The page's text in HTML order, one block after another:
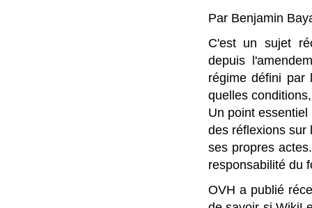
Par Benjamin
C'est un sujet
depuis
régime défini
quelles
Un point
des réflexions sur
ses propres
responsabilité du
OVH a publié